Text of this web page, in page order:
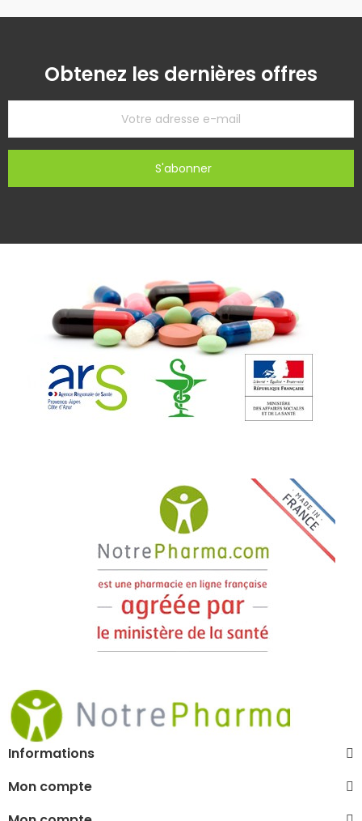
Obtenez les dernières offres
S'abonner
Informations
Mon compte